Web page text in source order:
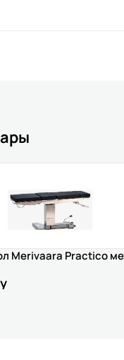
Merivaara Practico